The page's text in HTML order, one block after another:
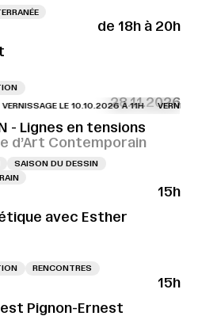
de 18h à 20h
28.11.2026
LE 10.10.2026 À 11H VERNISSAGE
- Lignes en tensions
d’Art Contemporain
SAISON DU DESSIN
15h
avec Esther
RENCONTRES
15h
Pignon-Ernest